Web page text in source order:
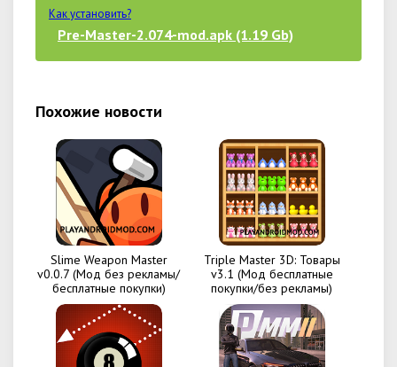
Как установить?
Pre-Master-2.074-mod.apk (1.19 Gb)
Похожие новости
Slime Weapon Master
v0.0.7 (Мод без рекламы/
бесплатные покупки)
Triple Master 3D: Товары
v3.1 (Мод бесплатные
покупки/без рекламы)